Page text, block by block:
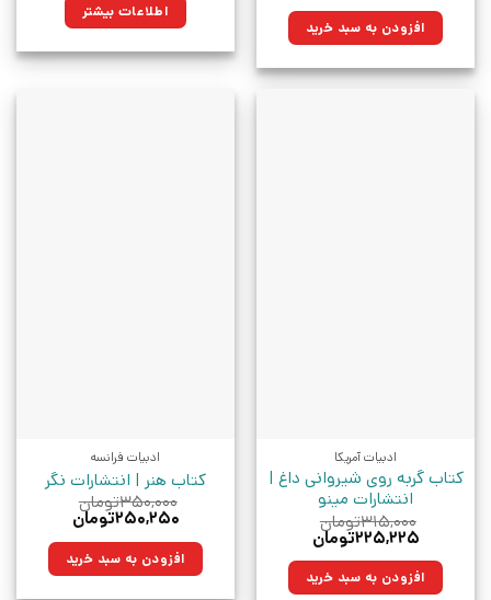
۸۰,۰۰۰تومان
بود.
افزودن به سبد خرید
اطلاعات بیشتر
ادبیات آمریکا
کتاب گربه روی شیروانی داغ |
انتشارات مینو
۳۱۵,۰۰۰تومان
قیمت
۳۱۵,۰۰۰تومان
بود.
۲۲۵,۲۲۵تومان
۲۲۵,۲۲۵تومان.افزودن به سبد خرید
ادبیات فرانسه
کتاب هنر | انتشارات نگر
۳۵۰,۰۰۰تومان
قیمت
۳۵۰,۰۰۰تومان
بود.
۲۵۰,۲۵۰تومان
۲۵۰,۲۵۰تومان.افزودن به سبد خرید